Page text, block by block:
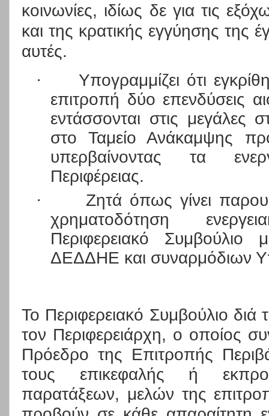
κοινωνίες, ιδίως δε για τις
και της κρατικής εγγύησης της
αυτές.
·
Υπογραμμίζει ότι
επιτροπή δύο επενδύσεις
εντάσσονται στις μεγάλες
στο Ταμείο Ανάκαμψης
υπερβαίνοντας τα
Περιφέρειας.
·
Ζητά όπως γίνει
χρηματοδότηση
Περιφερειακό
ΔΕΔΔΗΕ και συναρμόδιων
Το Περιφερειακό Συμβούλιο διά
τον Περιφερειάρχη, ο οποίος
Πρόεδρο της Επιτροπής
τους επικεφαλής ή
παρατάξεων, μελών της